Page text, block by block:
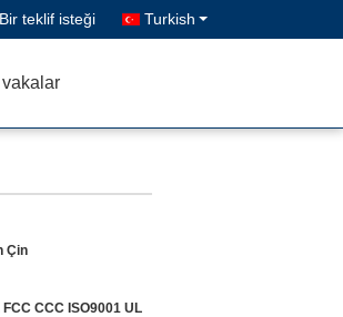
Bir teklif isteği Turkish
vakalar
Çin
FCC CCC ISO9001 UL